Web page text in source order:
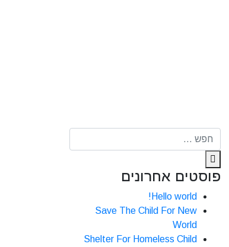
פוסטים אחרונים
Hello world!
Save The Child For New
World
Shelter For Homeless Child